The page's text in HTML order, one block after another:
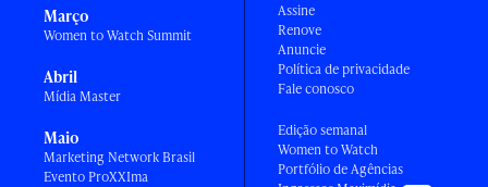
Março
Women to Watch Summit
Abril
Mídia Master
Maio
Marketing Network Brasil
Evento ProXXIma
Assine
Renove
Anuncie
Política de privacidade
Fale conosco
Edição semanal
Women to Watch
Portfólio de Agências